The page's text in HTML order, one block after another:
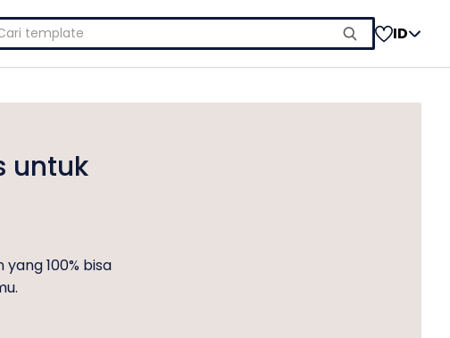
ID
untuk
100% bisa